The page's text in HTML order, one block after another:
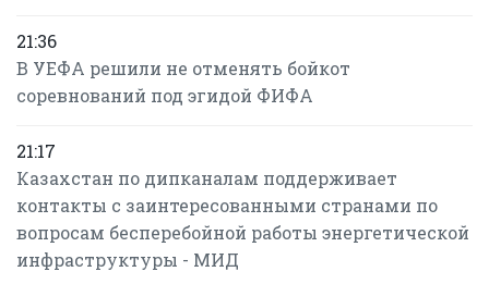
21:36
В УЕФА решили не отменять бойкот
соревнований под эгидой ФИФА
21:17
Казахстан по дипканалам поддерживает
контакты с заинтересованными странами по
вопросам бесперебойной работы энергетической
инфраструктуры - МИД